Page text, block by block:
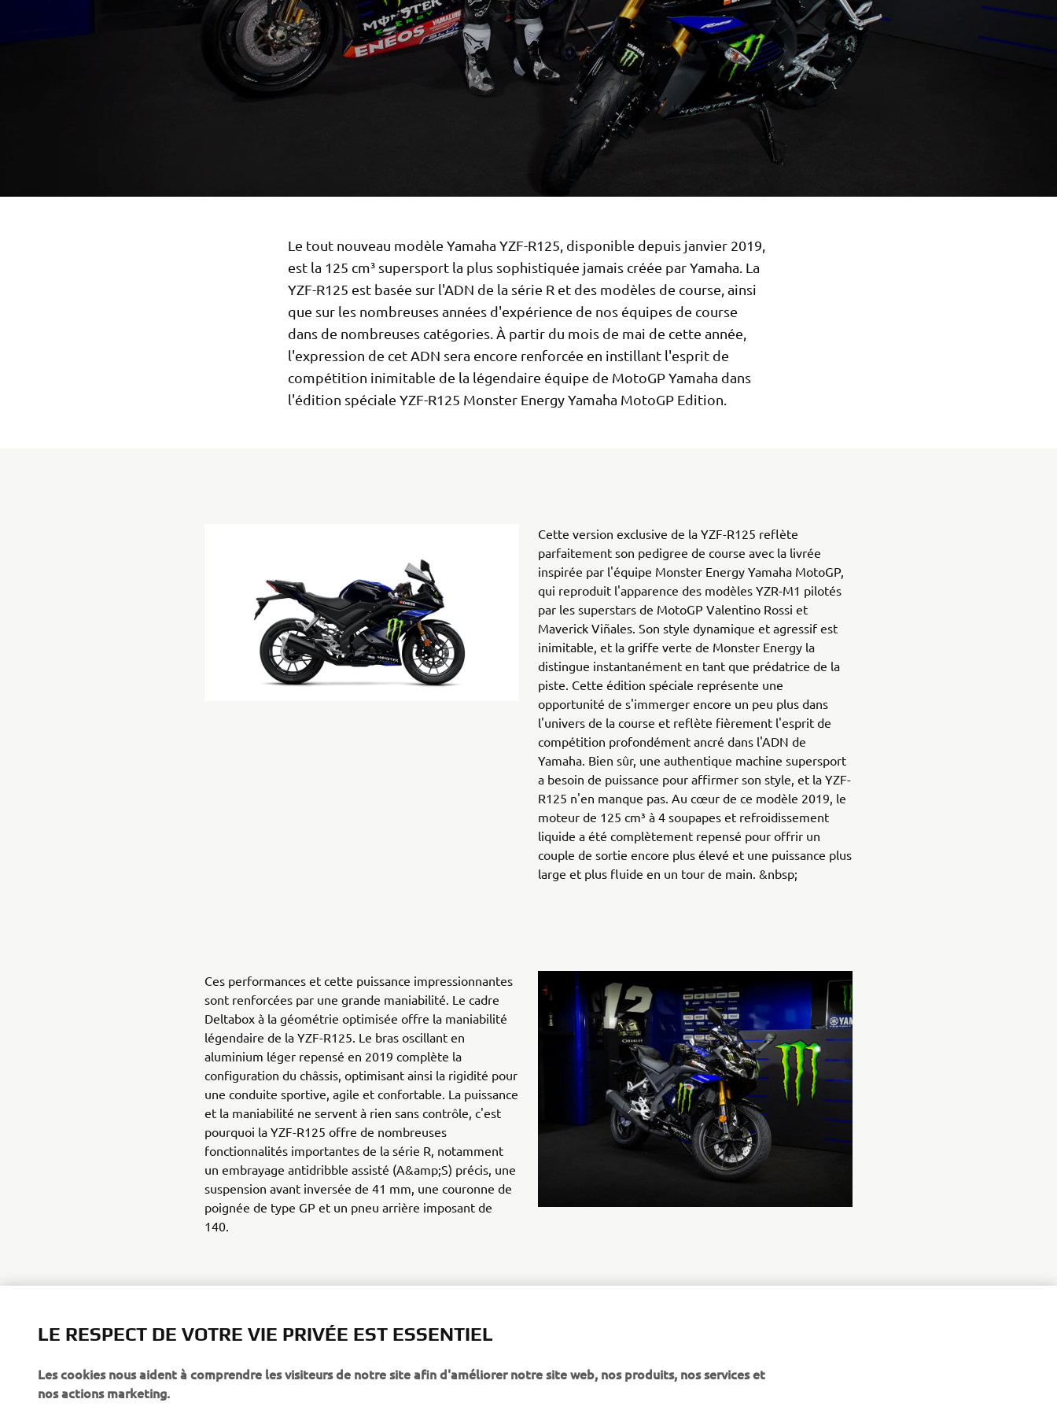
Le tout nouveau modèle Yamaha YZF-R125, disponible depuis janvier 2019,
est la 125 cm³ supersport la plus sophistiquée jamais créée par Yamaha. La
YZF-R125 est basée sur l'ADN de la série R et des modèles de course, ainsi
que sur les nombreuses années d'expérience de nos équipes de course
dans de nombreuses catégories. À partir du mois de mai de cette année,
l'expression de cet ADN sera encore renforcée en instillant l'esprit de
compétition inimitable de la légendaire équipe de MotoGP Yamaha dans
l'édition spéciale YZF-R125 Monster Energy Yamaha MotoGP Edition.
Cette version exclusive de la YZF-R125 reflète
parfaitement son pedigree de course avec la livrée
inspirée par l'équipe Monster Energy Yamaha MotoGP,
qui reproduit l'apparence des modèles YZR-M1 pilotés
par les superstars de MotoGP Valentino Rossi et
Maverick Viñales. Son style dynamique et agressif est
inimitable, et la griffe verte de Monster Energy la
distingue instantanément en tant que prédatrice de la
piste. Cette édition spéciale représente une
opportunité de s'immerger encore un peu plus dans
l'univers de la course et reflète fièrement l'esprit de
compétition profondément ancré dans l'ADN de
Yamaha. Bien sûr, une authentique machine supersport
a besoin de puissance pour affirmer son style, et la YZF-
R125 n'en manque pas. Au cœur de ce modèle 2019, le
moteur de 125 cm³ à 4 soupapes et refroidissement
liquide a été complètement repensé pour offrir un
couple de sortie encore plus élevé et une puissance plus
large et plus fluide en un tour de main. &nbsp;
Ces performances et cette puissance impressionnantes
sont renforcées par une grande maniabilité. Le cadre
Deltabox à la géométrie optimisée offre la maniabilité
légendaire de la YZF-R125. Le bras oscillant en
aluminium léger repensé en 2019 complète la
configuration du châssis, optimisant ainsi la rigidité pour
une conduite sportive, agile et confortable. La puissance
et la maniabilité ne servent à rien sans contrôle, c'est
pourquoi la YZF-R125 offre de nombreuses
fonctionnalités importantes de la série R, notamment
un embrayage antidribble assisté (A&amp;S) précis, une
suspension avant inversée de 41 mm, une couronne de
poignée de type GP et un pneu arrière imposant de
140.
YZF-R125 Monster Energy Yamaha MotoGP >
LE RESPECT DE VOTRE VIE PRIVÉE EST ESSENTIEL
Les cookies nous aident à comprendre les visiteurs de notre site afin d'améliorer notre site web, nos produits, nos services et
nos actions marketing.